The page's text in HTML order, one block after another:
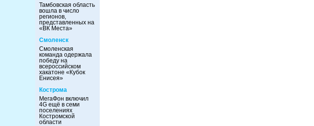
Тамбовская область
вошла в число
регионов,
представленных на
«ВК Места»
Смоленск
Смоленская
команда одержала
победу на
всероссийском
хакатоне «Кубок
Енисея»
Кострома
МегаФон включил
4G ещё в семи
поселениях
Костромской
области